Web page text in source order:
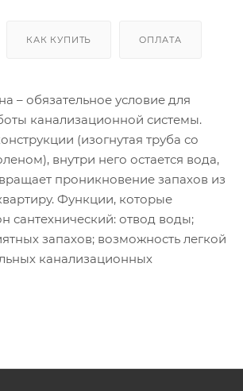
КАК КУПИТЬ ОПЛАТА
– обязательное условие для
канализационной системы.
(изогнутая труба со
внутри него остается вода,
проникновение запахов из
Функции, которые
сантехнический: отвод воды;
запахов; возможность легкой
канализационных